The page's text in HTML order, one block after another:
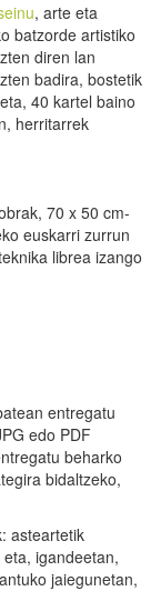
, arte eta
batzorde artistiko
diren lan
badira, bostetik
40 kartel baino
herritarrek
70 x 50 cm-
euskarri zurrun
librea izango
entregatu
edo PDF
beharko
bidaltzeko,
asteartetik
igandeetan,
jaiegunetan,